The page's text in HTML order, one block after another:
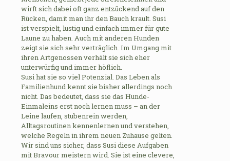
wirft sich dabei oft ganz entzückend auf den
Rücken, damit man ihr den Bauch krault. Susi
ist verspielt, lustig und einfach immer für gute
Laune zu haben. Auch mit anderen Hunden
zeigt sie sich sehr verträglich. Im Umgang mit
ihren Artgenossen verhält sie sich eher
unterwürfig und immer höflich.
Susi hat sie so viel Potenzial. Das Leben als
Familienhund kennt sie bisher allerdings noch
nicht. Das bedeutet, dass sie das Hunde-
Einmaleins erst noch lernen muss – an der
Leine laufen, stubenrein werden,
Alltagsroutinen kennenlernen und verstehen,
welche Regeln in ihrem neuen Zuhause gelten.
Wir sind uns sicher, dass Susi diese Aufgaben
mit Bravour meistern wird. Sie ist eine clevere,